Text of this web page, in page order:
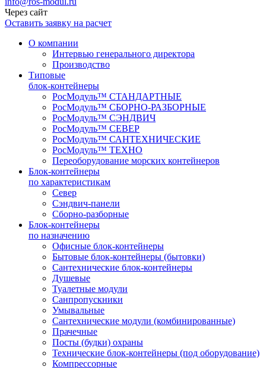
Через сайт
Оставить заявку на расчет
О компании
Интервью генерального директора
Производство
Типовые
блок-контейнеры
РосМодуль™ СТАНДАРТНЫЕ
РосМодуль™ СБОРНО-РАЗБОРНЫЕ
РосМодуль™ СЭНДВИЧ
РосМодуль™ СЕВЕР
РосМодуль™ САНТЕХНИЧЕСКИЕ
РосМодуль™ ТЕХНО
Переоборудование морских контейнеров
Блок-контейнеры
по характеристикам
Север
Сэндвич-панели
Сборно-разборные
Блок-контейнеры
по назначению
Офисные блок-контейнеры
Бытовые блок-контейнеры (бытовки)
Сантехнические блок-контейнеры
Душевые
Туалетные модули
Санпропускники
Умывальные
Сантехнические модули (комбинированные)
Прачечные
Посты (будки) охраны
Технические блок-контейнеры (под оборудование)
Компрессорные